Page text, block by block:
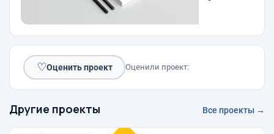
♡Оценить проект Оценили проект:
Другие проекты Все проекты →